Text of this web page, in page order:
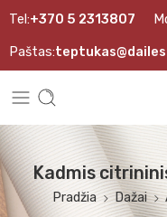
Tel:+370 5 2313807
Paštas:
Kadmis
Pradžia Dažai